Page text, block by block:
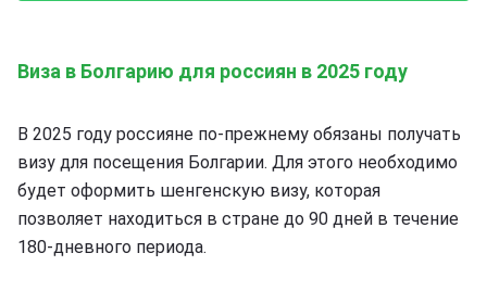
Виза в Болгарию для россиян в 2025 году
В 2025 году россияне по-прежнему обязаны получать
визу для посещения Болгарии. Для этого необходимо
будет оформить шенгенскую визу, которая
позволяет находиться в стране до 90 дней в течение
180-дневного периода.